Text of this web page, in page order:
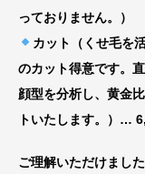
っておりません。）
カット（くせ毛を
のカット得意です。
顔型を分析し、黄金
トいたします。）…
ご理解いただけました